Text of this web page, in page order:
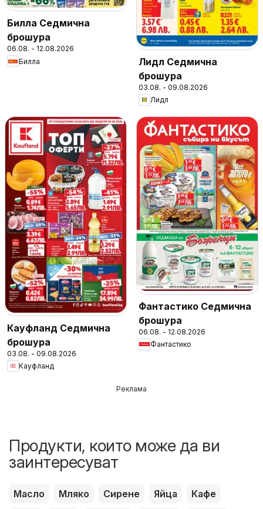
Билла Седмична
брошура
06.08. - 12.08.2026
Билла
Лидл Седмична
брошура
03.08. - 09.08.2026
Лидл
Кауфланд Седмична
брошура
03.08. - 09.08.2026
Кауфланд
Фантастико Седмична
брошура
06.08. - 12.08.2026
Фантастико
Реклама
Продукти, които може да ви
заинтересуват
Масло Мляко Сирене Яйца
Кафе